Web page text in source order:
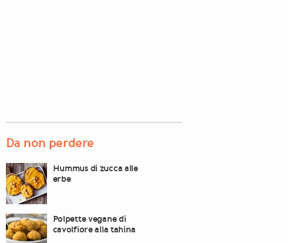
Da non perdere
Hummus di zucca alle
erbe
Polpette vegane di
cavolfiore alla tahina